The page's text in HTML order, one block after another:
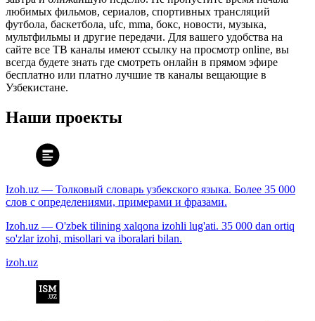
любимых фильмов, сериалов, спортивных трансляций
футбола, баскетбола, ufc, mma, бокс, новости, музыка,
мультфильмы и другие передачи. Для вашего удобства на
сайте все ТВ каналы имеют ссылку на просмотр online, вы
всегда будете знать где смотреть онлайн в прямом эфире
бесплатно или платно лучшие тв каналы вещающие в
Узбекистане.
Наши проекты
Izoh.uz — Толковый словарь узбекского языка. Более 35 000
слов с определениями, примерами и фразами.
Izoh.uz — O'zbek tilining xalqona izohli lug'ati. 35 000 dan ortiq
so'zlar izohi, misollari va iboralari bilan.
izoh.uz